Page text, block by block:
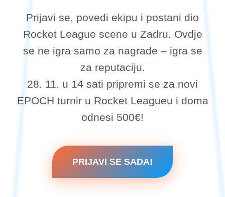
Prijavi se, povedi ekipu i postani dio
Rocket League scene u Zadru. Ovdje
se ne igra samo za nagrade – igra se
za reputaciju.
28. 11. u 14 sati pripremi se za novi
EPOCH turnir u Rocket Leagueu i doma
odnesi 500€!
PRIJAVI SE SADA!